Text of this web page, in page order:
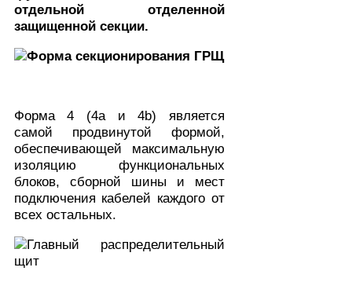
отдельной отделенной
защищенной секции.
Форма 4 (4a и 4b) является
самой продвинутой формой,
обеспечивающей максимальную
изоляцию функциональных
блоков, сборной шины и мест
подключения кабелей каждого от
всех остальных.